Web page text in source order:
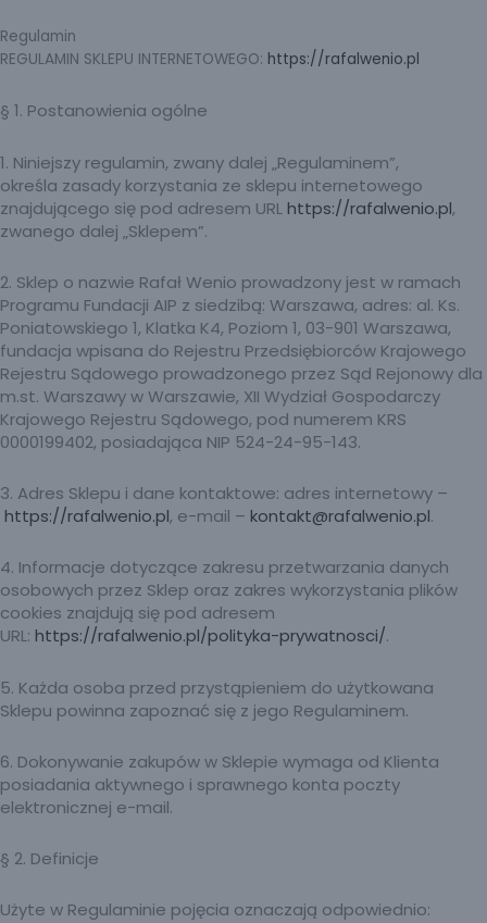
Regulamin
REGULAMIN SKLEPU INTERNETOWEGO: https://rafalwenio.pl
§ 1. Postanowienia ogólne
1. Niniejszy regulamin, zwany dalej „Regulaminem”,
określa zasady korzystania ze sklepu internetowego
znajdującego się pod adresem URLhttps://rafalwenio.pl,
zwanego dalej „Sklepem”.
2. Sklep o nazwie Rafał Wenio prowadzony jest w ramach
Programu Fundacji AIP z siedzibą: Warszawa, adres: al. Ks.
Poniatowskiego 1, Klatka K4, Poziom 1, 03-901 Warszawa,
fundacja wpisana do Rejestru Przedsiębiorców Krajowego
Rejestru Sądowego prowadzonego przez Sąd Rejonowy dla
m.st. Warszawy w Warszawie, XII Wydział Gospodarczy
Krajowego Rejestru Sądowego, pod numerem KRS
0000199402, posiadająca NIP 524-24-95-143.
3. Adres Sklepu i dane kontaktowe: adres internetowy –
https://rafalwenio.pl, e-mail – kontakt@rafalwenio.pl.
4. Informacje dotyczące zakresu przetwarzania danych
osobowych przez Sklep oraz zakres wykorzystania plików
cookies znajdują się pod adresem
URL: https://rafalwenio.pl/polityka-prywatnosci/.
5. Każda osoba przed przystąpieniem do użytkowana
Sklepu powinna zapoznać się z jego Regulaminem.
6. Dokonywanie zakupów w Sklepie wymaga od Klienta
posiadania aktywnego i sprawnego konta poczty
elektronicznej e-mail.
§ 2. Definicje
Użyte w Regulaminie pojęcia oznaczają odpowiednio: